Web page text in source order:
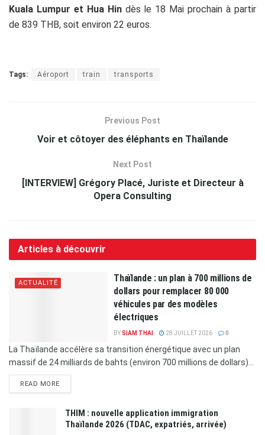
Kuala Lumpur et Hua Hindès le 18 Mai prochain à partir
de 839 THB, soit environ 22 euros.
Tags: Aéroport train transports
Previous Post
Voir et côtoyer des éléphants en Thaïlande
Next Post
[INTERVIEW] Grégory Placé, Juriste et Directeur à
Opera Consulting
Articles à découvrir
ACTUALITÉ
Thaïlande : un plan à 700 millions de
dollars pour remplacer 80 000
véhicules par des modèles
électriques
BYSIAM THAI 28 JUILLET 2026 0
La Thaïlande accélère sa transition énergétique avec un plan
massif de 24 milliards de bahts (environ 700 millions de dollars)...
READ MORE
THIM : nouvelle application immigration
Thaïlande 2026 (TDAC, expatriés, arrivée)